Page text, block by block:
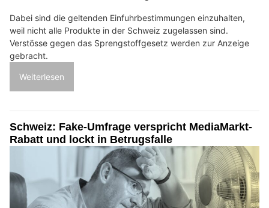
Dabei sind die geltenden Einfuhrbestimmungen einzuhalten,
weil nicht alle Produkte in der Schweiz zugelassen sind.
Verstösse gegen das Sprengstoffgesetz werden zur Anzeige
gebracht.
Weiterlesen
Schweiz: Fake-Umfrage verspricht MediaMarkt-
Rabatt und lockt in Betrugsfalle